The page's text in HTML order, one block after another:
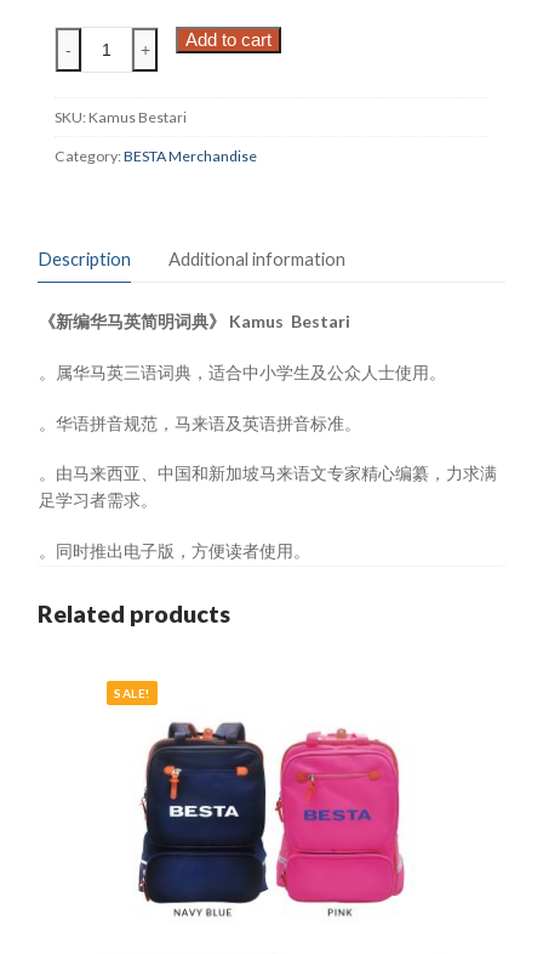
Bestari
编
明
词
Dictionary
MELAYU-
ENG
Serba
Baru
quantity
- +
Add to cart
SKU: Kamus Bestari
Category:BESTA Merchandise
Description Additional information
《新编华马英简明词典》 Kamus Bestari
。属华马英三语词典，适合中小学生及公众人士使用。
。华语拼音规范，马来语及英语拼音标准。
。由马来西亚、中国和新加坡马来语文专家精心编纂，力求满
足学习者需求。
。同时推出电子版，方便读者使用。
Related products
SALE!